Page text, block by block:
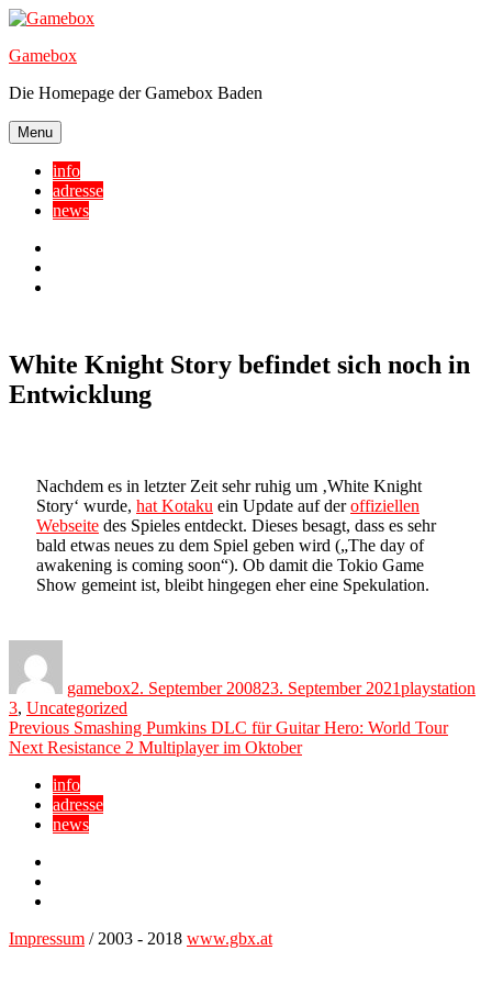
Skip
content
Gamebox
Die Homepage der Gamebox Baden
Menu
info
adresse
news
White Knight Story befindet sich noch in
Entwicklung
Nachdem es in letzter Zeit sehr ruhig um ‚White Knight
Story‘ wurde, hat Kotaku ein Update auf deroffiziellen
Webseite des Spieles entdeckt. Dieses besagt, dass es sehr
bald etwas neues zu dem Spiel geben wird („The day of
awakening is coming soon“). Ob damit die Tokio Game
Show gemeint ist, bleibt hingegen eher eine Spekulation.
gamebox2. September 200823. September 2021playstation
3, Uncategorized
Beitragsnavigation
Previous Previous
post:
Smashing Pumkins DLC für Guitar Hero: World Tour
Next Next
Resistance 2 Multiplayer im Oktober
info
adresse
news
Impressum / 2003 - 2018 www.gbx.at